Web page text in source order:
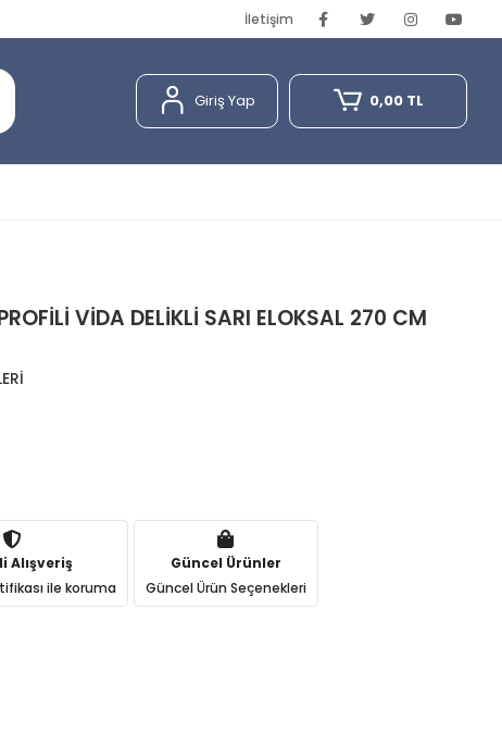
İletişim
Giriş Yap 0,00 TL
VİDA DELİKLİ SARI ELOKSAL 270 CM
Alışveriş
ile koruma
Güncel Ürünler
Güncel Ürün Seçenekleri